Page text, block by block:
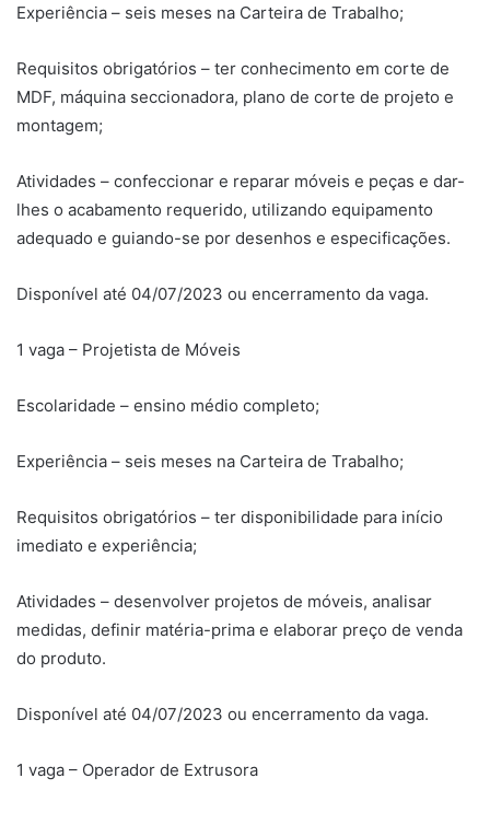
Experiência – seis meses na Carteira de Trabalho;
Requisitos obrigatórios – ter conhecimento em corte de
MDF, máquina seccionadora, plano de corte de projeto e
montagem;
Atividades – confeccionar e reparar móveis e peças e dar-
lhes o acabamento requerido, utilizando equipamento
adequado e guiando-se por desenhos e especificações.
Disponível até 04/07/2023 ou encerramento da vaga.
1 vaga – Projetista de Móveis
Escolaridade – ensino médio completo;
Experiência – seis meses na Carteira de Trabalho;
Requisitos obrigatórios – ter disponibilidade para início
imediato e experiência;
Atividades – desenvolver projetos de móveis, analisar
medidas, definir matéria-prima e elaborar preço de venda
do produto.
Disponível até 04/07/2023 ou encerramento da vaga.
1 vaga – Operador de Extrusora